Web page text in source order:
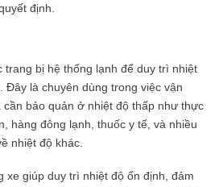
định.
trang bị hệ thống lạnh để duy trì nhiệt
Đây là chuyên dùng trong việc vận
cần bảo quản ở nhiệt độ thấp như thực
hàng đông lạnh, thuốc y tế, và nhiều
nhiệt độ khác.
xe giúp duy trì nhiệt độ ổn định, đảm